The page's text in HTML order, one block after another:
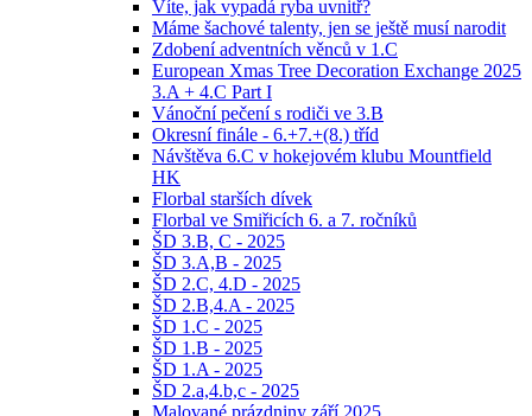
Víte, jak vypadá ryba uvnitř?
Máme šachové talenty, jen se ještě musí narodit
Zdobení adventních věnců v 1.C
European Xmas Tree Decoration Exchange 2025
3.A + 4.C Part I
Vánoční pečení s rodiči ve 3.B
Okresní finále - 6.+7.+(8.) tříd
Návštěva 6.C v hokejovém klubu Mountfield
HK
Florbal starších dívek
Florbal ve Smiřicích 6. a 7. ročníků
ŠD 3.B, C - 2025
ŠD 3.A,B - 2025
ŠD 2.C, 4.D - 2025
ŠD 2.B,4.A - 2025
ŠD 1.C - 2025
ŠD 1.B - 2025
ŠD 1.A - 2025
ŠD 2.a,4.b,c - 2025